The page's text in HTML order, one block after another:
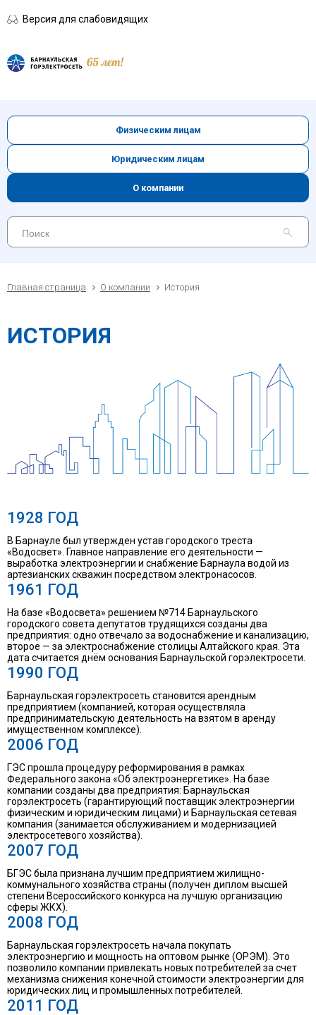
Версия для слабовидящих
Физическим лицам
Юридическим лицам
О компании
Главная страница О компании История
ИСТОРИЯ
1928 ГОД
В Барнауле был утвержден устав городского треста
«Водосвет». Главное направление его деятельности —
выработка электроэнергии и снабжение Барнаула водой из
артезианских скважин посредством электронасосов.
1961 ГОД
На базе «Водосвета» решением №714 Барнаульского
городского совета депутатов трудящихся созданы два
предприятия: одно отвечало за водоснабжение и канализацию,
второе — за электроснабжение столицы Алтайского края. Эта
дата считается днём основания Барнаульской горэлектросети.
1990 ГОД
Барнаульская горэлектросеть становится арендным
предприятием (компанией, которая осуществляла
предпринимательскую деятельность на взятом в аренду
имущественном комплексе).
2006 ГОД
ГЭС прошла процедуру реформирования в рамках
Федерального закона «Об электроэнергетике». На базе
компании созданы два предприятия: Барнаульская
горэлектросеть (гарантирующий поставщик электроэнергии
физическим и юридическим лицами) и Барнаульская сетевая
компания (занимается обслуживанием и модернизацией
электросетевого хозяйства).
2007 ГОД
БГЭС была признана лучшим предприятием жилищно-
коммунального хозяйства страны (получен диплом высшей
степени Всероссийского конкурса на лучшую организацию
сферы ЖКХ).
2008 ГОД
Барнаульская горэлектросеть начала покупать
электроэнергию и мощность на оптовом рынке (ОРЭМ). Это
позволило компании привлекать новых потребителей за счет
механизма снижения конечной стоимости электроэнергии для
юридических лиц и промышленных потребителей.
2011 ГОД